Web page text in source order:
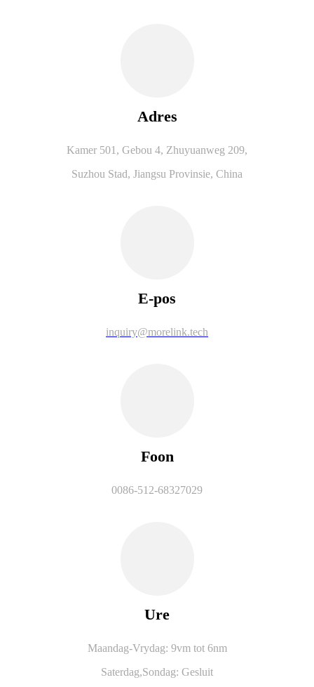
Adres
Kamer 501, Gebou 4, Zhuyuanweg 209,
Suzhou Stad, Jiangsu Provinsie, China
E-pos
inquiry@morelink.tech
Foon
0086-512-68327029
Ure
Maandag-Vrydag: 9vm tot 6nm
Saterdag,Sondag: Gesluit